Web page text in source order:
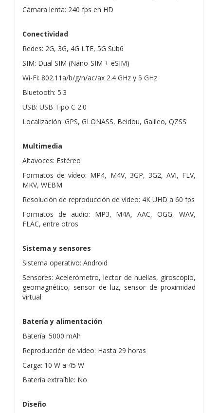
Cámara lenta: 240 fps en HD
Conectividad
Redes: 2G, 3G, 4G LTE, 5G Sub6
SIM: Dual SIM (Nano-SIM + eSIM)
Wi-Fi: 802.11a/b/g/n/ac/ax 2.4 GHz y 5 GHz
Bluetooth: 5.3
USB: USB Tipo C 2.0
Localización: GPS, GLONASS, Beidou, Galileo, QZSS
Multimedia
Altavoces: Estéreo
Formatos de vídeo: MP4, M4V, 3GP, 3G2, AVI, FLV,
MKV, WEBM
Resolución de reproducción de vídeo: 4K UHD a 60 fps
Formatos de audio: MP3, M4A, AAC, OGG, WAV,
FLAC, entre otros
Sistema y sensores
Sistema operativo: Android
Sensores: Acelerómetro, lector de huellas, giroscopio,
geomagnético, sensor de luz, sensor de proximidad
virtual
Batería y alimentación
Batería: 5000 mAh
Reproducción de vídeo: Hasta 29 horas
Carga: 10 W a 45 W
Batería extraíble: No
Diseño